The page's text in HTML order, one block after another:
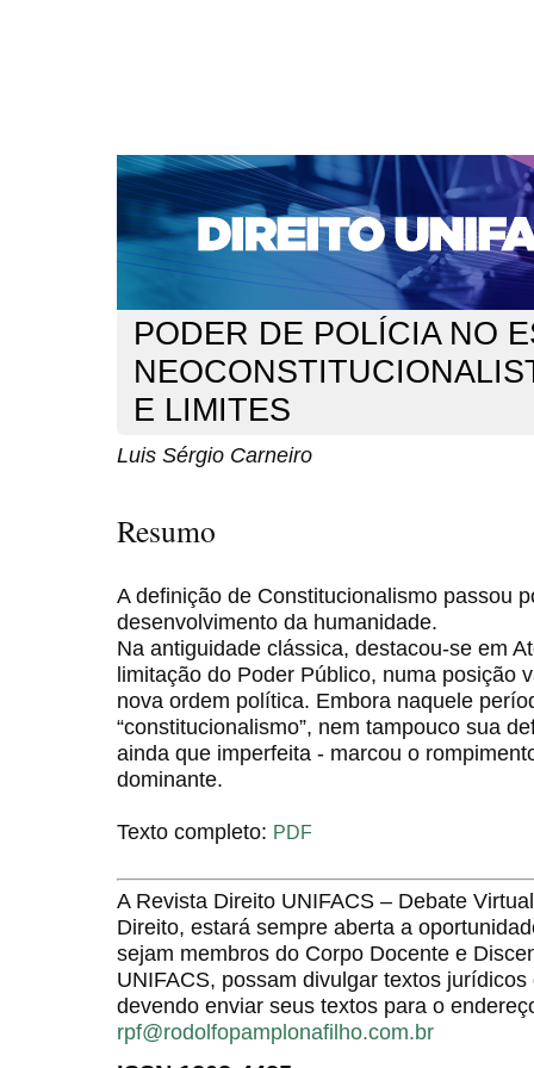
CAPA SOBRE ACESSO CADASTRO
NOTÍCIAS
EDIÇÕES DE Nº 1 A 100 WEBMAIL
Capa>n. 127 (2011) > Carneiro
PODER DE POLÍCIA NO
E LIMITES
Luis Sérgio Carneiro
Resumo
A definição de Constitucionalismo passou
desenvolvimento da humanidade.
Na antiguidade clássica, destacou-se em
limitação do Poder Público, numa posição
nova ordem política. Embora naquele
“constitucionalismo”, nem tampouco sua
ainda que imperfeita - marcou o
dominante.
Texto completo: PDF
A Revista Direito UNIFACS – Debate
Direito, estará sempre aberta a
sejam membros do Corpo Docente e
UNIFACS, possam divulgar textos
devendo enviar seus textos para o
rpf@rodolfopamplonafilho.com.br